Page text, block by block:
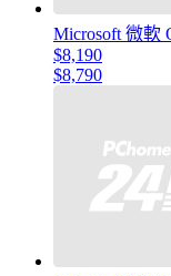
Microsoft 微軟
$8,190
$8,790